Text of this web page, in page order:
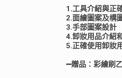
1.工具介紹與正
2.面繪圖案及構
3.手部圖案設計
4.卸妝用品介紹
5.正確使用卸妝
➖贈品：彩繪刷